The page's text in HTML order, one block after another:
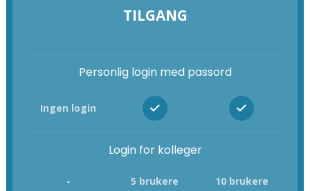
TILGANG
Personlig login med passord
Ingen login
Login for kolleger
- 5 brukere 10 brukere